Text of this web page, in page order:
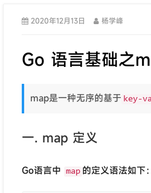
2020年12月13日 杨学峰
Go 语言基础之
map是一种无序的基于 key-
一. map 定义
Go语言中 map 的定义语法如下：